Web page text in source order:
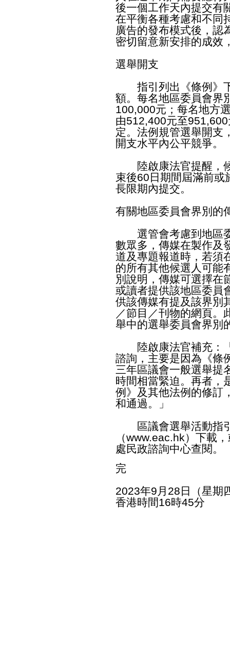
後一個工作天內提交有
在平衡各種考慮和不同
廣告的發布模式後，認
密切留意新安排的成效
選舉開支
指引列出《條例》下
額。每名地區委員會界
100,000元；每名地方
由512,400元至
定。法例規管選舉開支
開支水平內公平競爭。
陸啟康法官提醒，候
束後60日期間屆滿前或
長限期內提交。
有關地區委員會界別的
選管會考慮到地區委
數眾多，傳媒在製作及
道及專題報道時，若須
的所有其他候選人可能
別說明，傳媒可選擇在
或讀者提供該地區委員
供該傳媒有提及該界別
／節目／刊物的網頁。
舉中的選舉委員會界別
陸啟康法官補充：「
諮詢，主要是因為《條
三年區議會一般選舉提
時間相當緊迫。再者，
例》及其他法例的修訂
和通過。」
區議會選舉活動指
（www.eac.hk）下載
處民政諮詢中心查閱。
完
2023年9月28日（星期
香港時間16時45分